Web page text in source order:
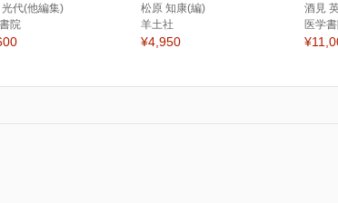
代(他編集)
院
松原 知康(編)
羊土社
¥4,950
酒見
医学